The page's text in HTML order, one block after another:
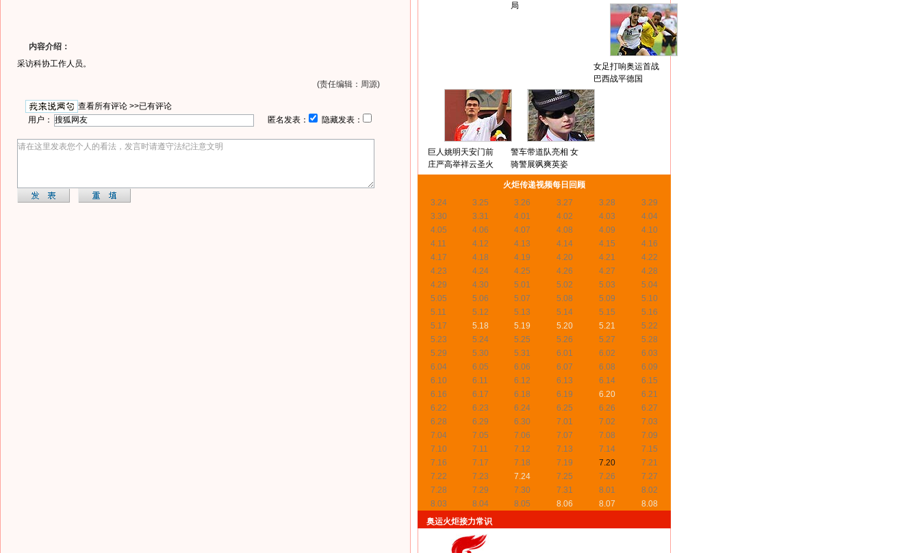
内容介绍：
采访科协工作人员。
(责任编辑：周源)
查看所有评论 >>已有评论
用户：
匿名发表： 隐藏发表：
局
女足打响奥运首战
巴西战平德国
巨人姚明天安门前
庄严高举祥云圣火
警车带道队亮相 女
骑警展飒爽英姿
火炬传递视频每日回顾
3.24
3.25 3.26 3.27 3.28
3.29
3.30
3.31 4.01 4.02 4.03
4.04
4.05
4.06 4.07 4.08 4.09
4.10
4.11
4.12 4.13 4.14 4.15
4.16
4.17
4.18 4.19 4.20 4.21
4.22
4.23
4.24 4.25 4.26 4.27
4.28
4.29
4.30 5.01 5.02 5.03
5.04
5.05
5.06 5.07 5.08 5.09
5.10
5.11
5.12 5.13 5.14 5.15
5.16
5.17
5.18 5.19 5.20 5.21
5.22
5.23
5.24 5.25 5.26 5.27
5.28
5.29
5.30 5.31 6.01 6.02
6.03
6.04
6.05 6.06 6.07 6.08
6.09
6.10
6.11 6.12 6.13 6.14
6.15
6.16
6.17 6.18 6.19 6.20
6.21
6.22
6.23 6.24 6.25 6.26
6.27
6.28
6.29 6.30 7.01 7.02
7.03
7.04
7.05 7.06 7.07 7.08
7.09
7.10
7.11 7.12 7.13 7.14
7.15
7.16
7.17 7.18 7.19 7.20
7.21
7.22
7.23 7.24 7.25 7.26
7.27
7.28
7.29 7.30 7.31 8.01
8.02
8.03
8.04 8.05 8.06 8.07
8.08
奥运火炬接力常识